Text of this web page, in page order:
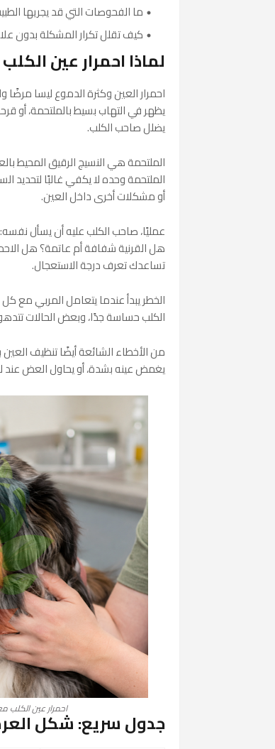
ما الفحوصات التي قد يجريها
كيف تقلل تكرار المشكلة بدون
لماذا احمرار عين
احمرار العين وكثرة الدموع ليسا
يظهر في التهاب بسيط بالملتحمة، أو
يضلل صاحب الكلب.
الملتحمة هي النسيج الرقيق المحيط
الملتحمة وحده لا يكفي غالبًا
أو مشكلات أخرى داخل العين.
عمليًا، صاحب الكلب عليه أن يسأل
هل القرنية شفافة أم عاتمة؟ هل
تساعدك تعرف درجة الاستعجال.
الخطر يبدأ عندما يتعامل المربي مع
الكلب حساسة جدًا، وبعض الحالات
من الأخطاء الشائعة أيضًا تنظيف
يغمض عينه بشدة، أو يحاول العض
احمرار عين الكلبجدول سريع: شكل